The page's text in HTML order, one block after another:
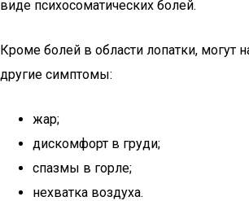
виде психосоматических болей.
Кроме болей в области лопатки, могут
другие симптомы:
жар;
дискомфорт в груди;
спазмы в горле;
нехватка воздуха.